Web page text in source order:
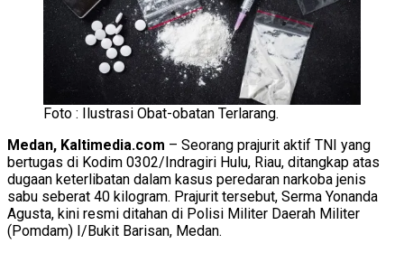
Foto : Ilustrasi Obat-obatan Terlarang.
Medan, Kaltimedia.com – Seorang prajurit aktif TNI yang
bertugas di Kodim 0302/Indragiri Hulu, Riau, ditangkap atas
dugaan keterlibatan dalam kasus peredaran narkoba jenis
sabu seberat 40 kilogram. Prajurit tersebut, Serma Yonanda
Agusta, kini resmi ditahan di Polisi Militer Daerah Militer
(Pomdam) I/Bukit Barisan, Medan.